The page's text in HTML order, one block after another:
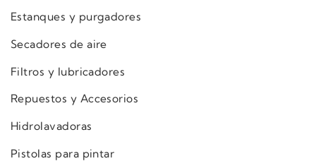
Estanques y purgadores
Secadores de aire
Filtros y lubricadores
Repuestos y Accesorios
Hidrolavadoras
Pistolas para pintar